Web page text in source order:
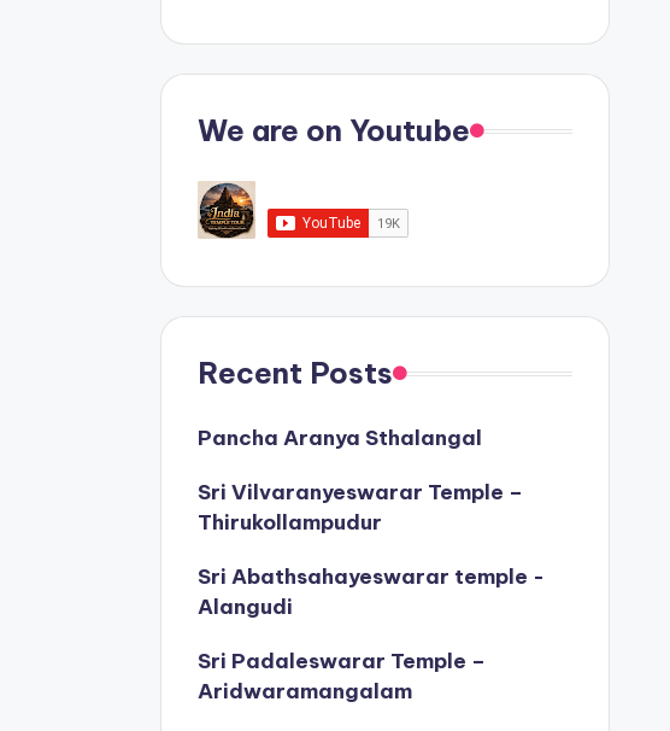
We are on Youtube
Recent Posts
Pancha Aranya Sthalangal
Sri Vilvaranyeswarar Temple –
Thirukollampudur
Sri Abathsahayeswarar temple -
Alangudi
Sri Padaleswarar Temple –
Aridwaramangalam